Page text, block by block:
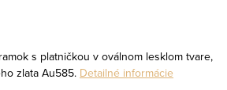
s platničkou v oválnom lesklom tvare,
zlata Au585. Detailné informácie